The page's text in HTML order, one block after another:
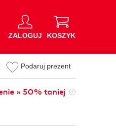
ZALOGUJ KOSZYK
Podaruj prezent
» 50% taniej